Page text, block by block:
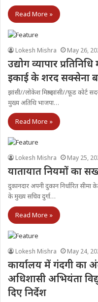
Read More »
Lokesh Mishra May 26,
उद्योग व्यापार
इकाई के शरद सक्सेना
झांसी//लोकेश मिश्रा झांसी//फ़ूड कोर्ट
मुख्य अतिथि भाजपा…
Read More »
Lokesh Mishra May 25,
यातायात नियमों का
दुकानदार अपनी दुकान निर्धारित सीमा
के मुख्य सचिव दुर्गा…
Read More »
Lokesh Mishra May 24,
कार्यालय में गंदगी का
अधिशासी अभियंता
दिए निर्देश